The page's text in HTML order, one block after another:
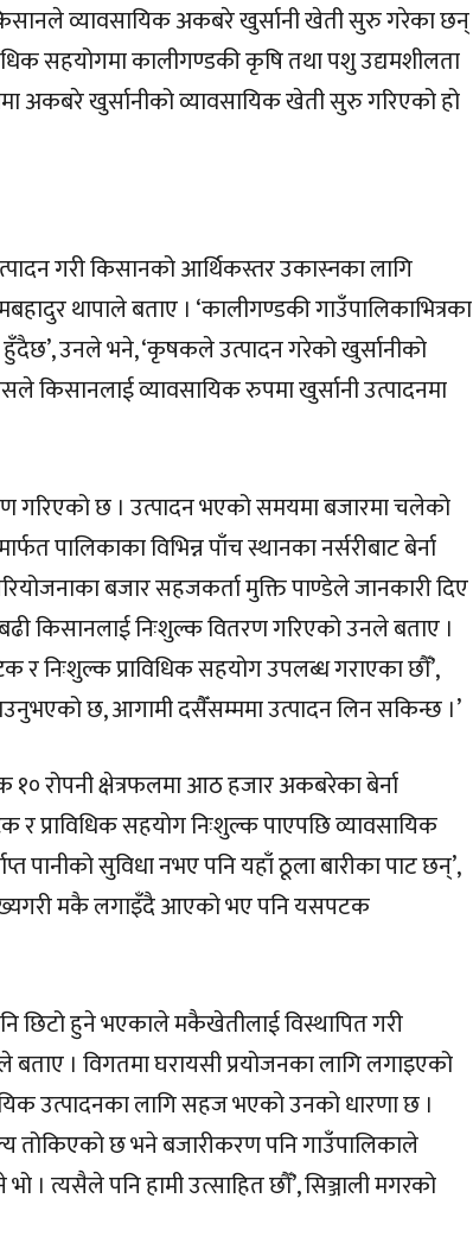
व्यावसायिक अकबरे खुर्सानी खेती सुरु गरेका छन्
सहयोगमा कालीगण्डकी कृषि तथा पशु उद्यमशीलता
अकबरे खुर्सानीको व्यावसायिक खेती सुरु गरिएको हो
गरी किसानको आर्थिकस्तर उकास्नका लागि
थापाले बताए । ‘कालीगण्डकी गाउँपालिकाभित्रका
हुँदैछ’, उनले भने, ‘कृषकले उत्पादन गरेको खुर्सानीको
किसानलाई व्यावसायिक रुपमा खुर्सानी उत्पादनमा
गरिएको छ । उत्पादन भएको समयमा बजारमा चलेको
पालिकाका विभिन्न पाँच स्थानका नर्सरीबाट बेर्ना
बजार सहजकर्ता मुक्ति पाण्डेले जानकारी दिए
किसानलाई निःशुल्क वितरण गरिएको उनले बताए ।
र निःशुल्क प्राविधिक सहयोग उपलब्ध गराएका छौँ’,
छ, आगामी दसैँसम्ममा उत्पादन लिन सकिन्छ ।’
रोपनी क्षेत्रफलमा आठ हजार अकबरेका बेर्ना
र प्राविधिक सहयोग निःशुल्क पाएपछि व्यावसायिक
पानीको सुविधा नभए पनि यहाँ ठूला बारीका पाट छन्’,
मकै लगाइँदै आएको भए पनि यसपटक
छिटो हुने भएकाले मकैखेतीलाई विस्थापित गरी
। विगतमा घरायसी प्रयोजनका लागि लगाइएको
उत्पादनका लागि सहज भएको उनको धारणा छ ।
तोकिएको छ भने बजारीकरण पनि गाउँपालिकाले
त्यसैले पनि हामी उत्साहित छौँ’, सिञ्जाली मगरको